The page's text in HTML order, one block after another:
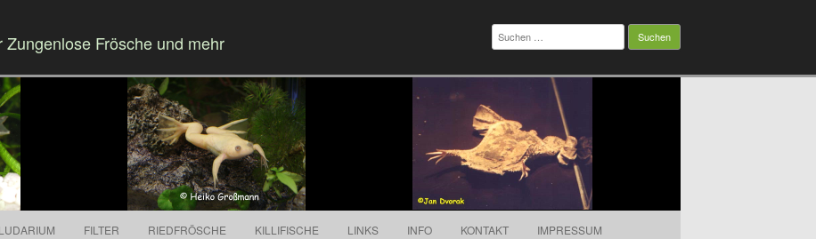
Zungenlose Frösche und mehr
Suchen
nach:
FILTER RIEDFRÖSCHE KILLIFISCHE LINKS INFO KONTAKT IMPRESSUM